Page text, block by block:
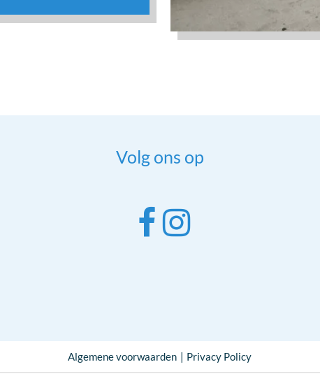
Volg ons op
Algemene voorwaarden Privacy Policy